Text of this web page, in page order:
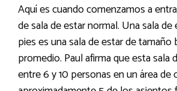
Aquí es cuando comenzamos a
de sala de estar normal. Una sala de
pies es una sala de estar de tamaño
promedio. Paul afirma que esta sala
entre 6 y 10 personas en un área de